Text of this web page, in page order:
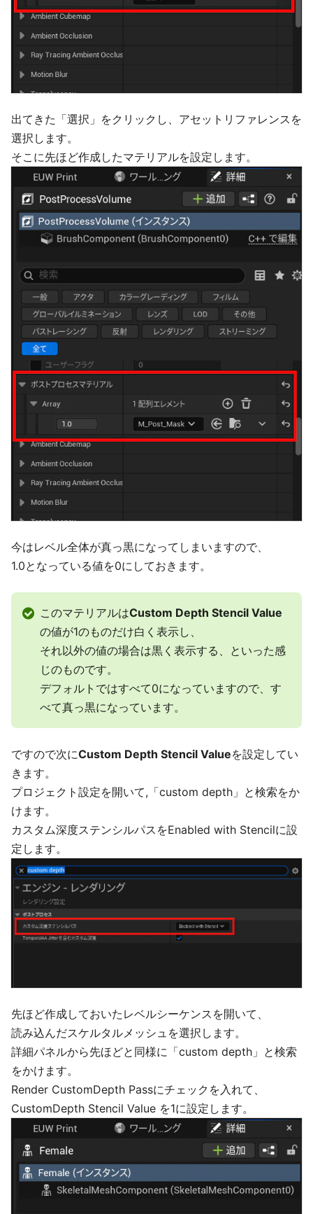
出てきた「選択」をクリックし、アセットリファレンスを
選択します。
そこに先ほど作成したマテリアルを設定します。
今はレベル全体が真っ黒になってしまいますので、
1.0となっている値を0にしておきます。
このマテリアルはCustom Depth Stencil Value
の値が1のものだけ白く表示し、
それ以外の値の場合は黒く表示する、といった感
じのものです。
デフォルトではすべて0になっていますので、す
べて真っ黒になっています。
ですので次にCustom Depth Stencil Valueを設定してい
きます。
プロジェクト設定を開いて,「custom depth」と検索をか
けます。
カスタム深度ステンシルパスをEnabled with Stencilに設
定します。
先ほど作成しておいたレベルシーケンスを開いて、
読み込んだスケルタルメッシュを選択します。
詳細パネルから先ほどと同様に「custom depth」と検索
をかけます。
Render CustomDepth Passにチェックを入れて、
CustomDepth Stencil Value を1に設定します。